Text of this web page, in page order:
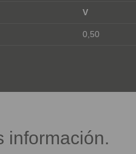
V
0,50
información.